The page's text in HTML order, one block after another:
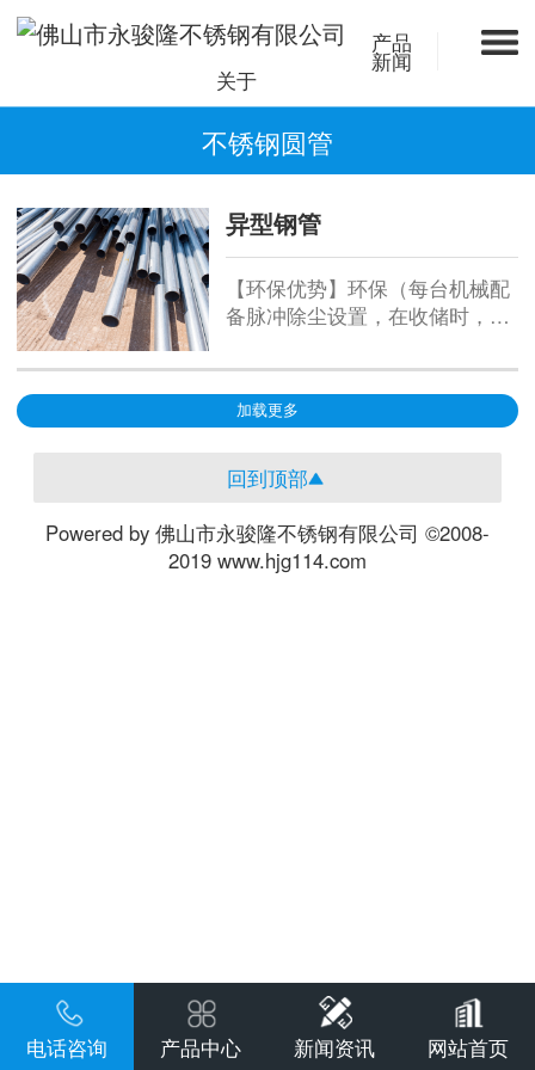
产品
新闻
关于
不锈钢圆管
异型钢管
【环保优势】环保（每台机械配
备脉冲除尘设置，在收储时，周
小于等于7.2毫克/每立方米；空
载噪音小于等于70分贝）。【产
量大】1260（圆筒筛）：直径
优势】环保（每台机械配备脉冲
可以达到指标...
加载更多
回到顶部
Powered by 佛山市永骏隆不锈钢有限公司 ©2008-
2019 www.hjg114.com
电话咨询 产品中心 新闻资讯 网站首页